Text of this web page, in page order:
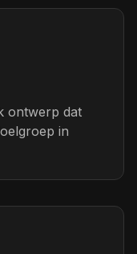
ontwerp dat
in